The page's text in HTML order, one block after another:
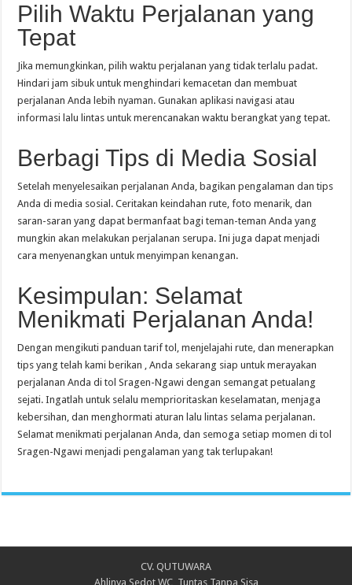
Pilih Waktu Perjalanan yang
Tepat
Jika memungkinkan, pilih waktu perjalanan yang tidak terlalu padat.
Hindari jam sibuk untuk menghindari kemacetan dan membuat
perjalanan Anda lebih nyaman. Gunakan aplikasi navigasi atau
informasi lalu lintas untuk merencanakan waktu berangkat yang tepat.
Berbagi Tips di Media Sosial
Setelah menyelesaikan perjalanan Anda, bagikan pengalaman dan tips
Anda di media sosial. Ceritakan keindahan rute, foto menarik, dan
saran-saran yang dapat bermanfaat bagi teman-teman Anda yang
mungkin akan melakukan perjalanan serupa. Ini juga dapat menjadi
cara menyenangkan untuk menyimpan kenangan.
Kesimpulan: Selamat
Menikmati Perjalanan Anda!
Dengan mengikuti panduan tarif tol, menjelajahi rute, dan menerapkan
tips yang telah kami berikan , Anda sekarang siap untuk merayakan
perjalanan Anda di tol Sragen-Ngawi dengan semangat petualang
sejati. Ingatlah untuk selalu memprioritaskan keselamatan, menjaga
kebersihan, dan menghormati aturan lalu lintas selama perjalanan.
Selamat menikmati perjalanan Anda, dan semoga setiap momen di tol
Sragen-Ngawi menjadi pengalaman yang tak terlupakan!
CV. QUTUWARA
Ahlinya Sedot WC, Tuntas Tanpa Sisa